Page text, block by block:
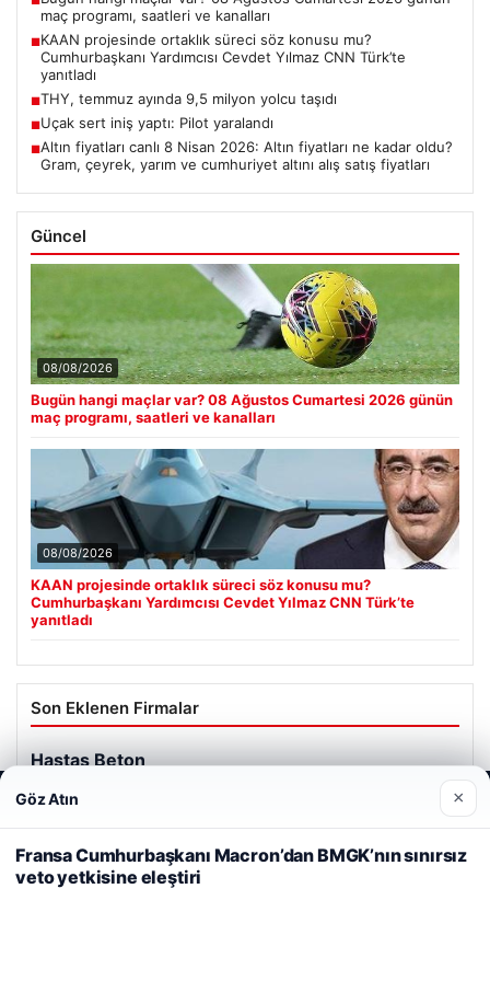
maç programı, saatleri ve kanalları
■KAAN projesinde ortaklık süreci söz konusu mu?
Cumhurbaşkanı Yardımcısı Cevdet Yılmaz CNN Türk’te
yanıtladı
■THY, temmuz ayında 9,5 milyon yolcu taşıdı
■Uçak sert iniş yaptı: Pilot yaralandı
■Altın fiyatları canlı 8 Nisan 2026: Altın fiyatları ne kadar oldu?
Gram, çeyrek, yarım ve cumhuriyet altını alış satış fiyatları
Güncel
08/08/2026
Bugün hangi maçlar var? 08 Ağustos Cumartesi 2026 günün
maç programı, saatleri ve kanalları
08/08/2026
KAAN projesinde ortaklık süreci söz konusu mu?
Cumhurbaşkanı Yardımcısı Cevdet Yılmaz CNN Türk’te
yanıtladı
Son Eklenen Firmalar
Hastaş Beton
Web sitemizi nasıl kullandığınızı daha iyi anlayabilmek,
deneyiminizi kişiselleştirmek ve geliştirmek amacıyla çerezler
kullanıyoruz.
Çerez Politikamız
Reddet Kabul Et
Göz Atın ×
Fransa Cumhurbaşkanı Macron’dan BMGK’nın sınırsız
veto yetkisine eleştiri